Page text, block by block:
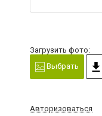
Загрузить фото:
Выбрать
Авторизоваться